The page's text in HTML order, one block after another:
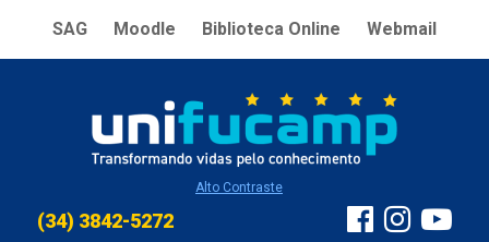
SAG Moodle Biblioteca Online Webmail
Alto Contraste
(34) 3842-5272